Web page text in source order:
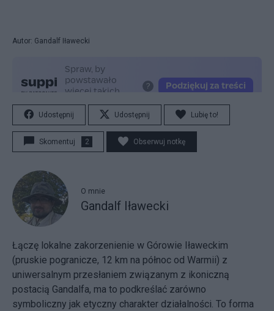
Autor: Gandalf Iławecki
Udostępnij Udostępnij Lubię to!
Skomentuj 2 Obserwuj notkę
O mnie
Gandalf Iławecki
Łączę lokalne zakorzenienie w Górowie Iławeckim
(pruskie pogranicze, 12 km na północ od Warmii) z
uniwersalnym przesłaniem związanym z ikoniczną
postacią Gandalfa, ma to podkreślać zarówno
symboliczny jak etyczny charakter działalności. To forma